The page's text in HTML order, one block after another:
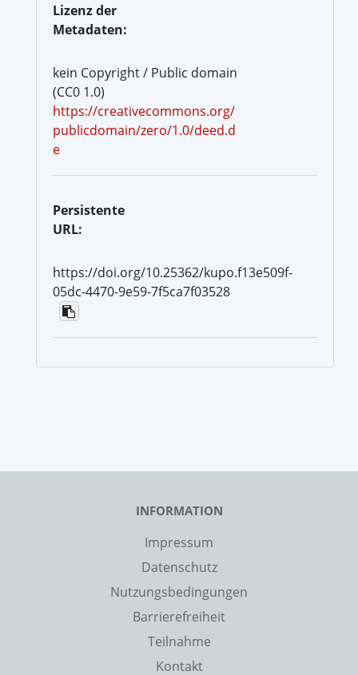
Lizenz der
Metadaten:
kein Copyright / Public domain
(CC0 1.0)
https://creativecommons.org/
publicdomain/zero/1.0/deed.d
e
Persistente
URL:
https://doi.org/10.25362/kupo.f13e509f-
05dc-4470-9e59-7f5ca7f03528
INFORMATION
Impressum
Datenschutz
Nutzungsbedingungen
Barrierefreiheit
Teilnahme
Kontakt